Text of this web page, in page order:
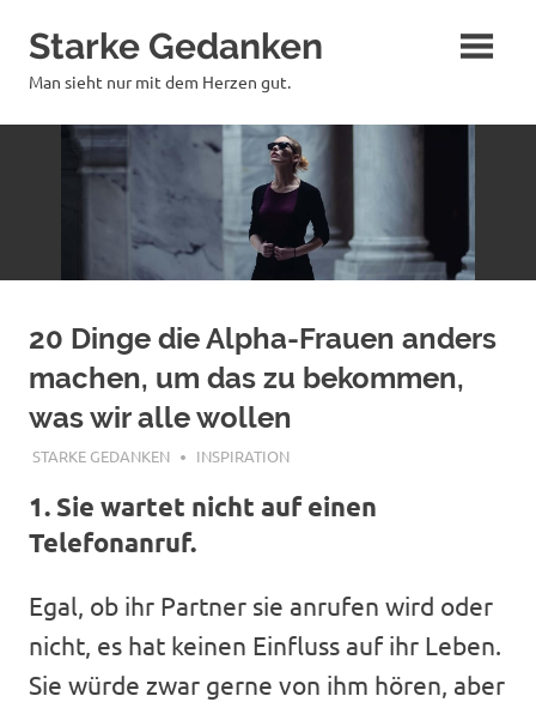
Inhalt
springen
Starke Gedanken
Man sieht nur mit dem Herzen gut.
20 Dinge die Alpha-Frauen anders
machen, um das zu bekommen,
was wir alle wollen
SEPTEMBER 13, 2018
STARKE GEDANKEN INSPIRATION
1. Sie wartet nicht auf einen
Telefonanruf.
Egal, ob ihr Partner sie anrufen wird oder
nicht, es hat keinen Einfluss auf ihr Leben.
Sie würde zwar gerne von ihm hören, aber